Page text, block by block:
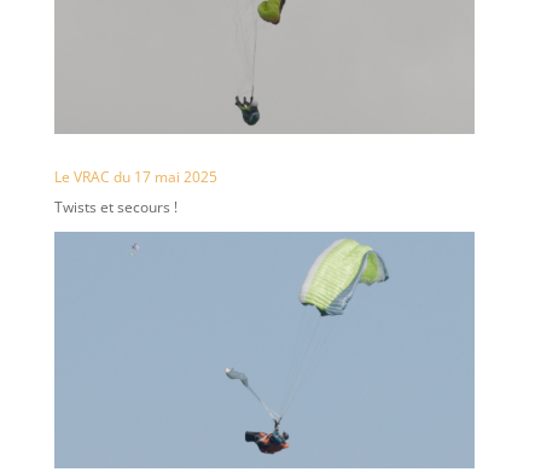
Le VRAC du 17 mai 2025
Twists et secours !